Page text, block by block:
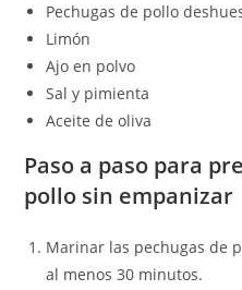
Pechugas de pollo
Limón
Ajo en polvo
Sal y pimienta
Aceite de oliva
Paso a paso para
pollo sin empanizar
Marinar las pechugas de
al menos 30 minutos.